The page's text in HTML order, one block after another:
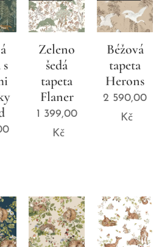
Zeleno
šedá
tapeta
Flaner
1 399,00
Kč
Béžová
tapeta
Herons
2 590,00
Kč